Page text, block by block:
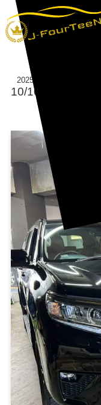
2025
10/10